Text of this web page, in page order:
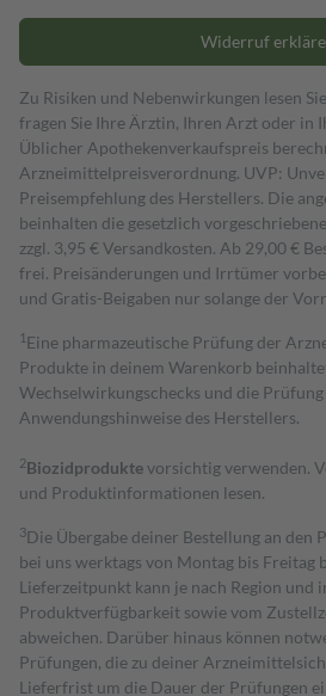
Widerruf
Zu Risiken und Nebenwirkungen lesen
fragen Sie Ihre Ärztin, Ihren Arzt oder in
Üblicher Apothekenverkaufspreis
Arzneimittelpreisverordnung. UVP:
Preisempfehlung des Herstellers. Die
beinhalten die gesetzlich
zzgl. 3,95 € Versandkosten. Ab 29,00 €
frei. Preisänderungen und Irrtümer
und Gratis-Beigaben nur solange der
1 Eine pharmazeutische Prüfung der
Produkte in deinem Warenkorb
Wechselwirkungschecks und die
Anwendungshinweise des Herstellers.
2Biozidproduktevorsichtig verwenden.
und Produktinformationen lesen.
3Die Übergabe deiner Bestellung an den
bei uns werktags von Montag bis Freitag
Lieferzeitpunkt kann je nach Region und
Produktverfügbarkeit sowie vom
abweichen. Darüber hinaus können
Prüfungen, die zu deiner
Lieferfrist um die Dauer der Prüfungen